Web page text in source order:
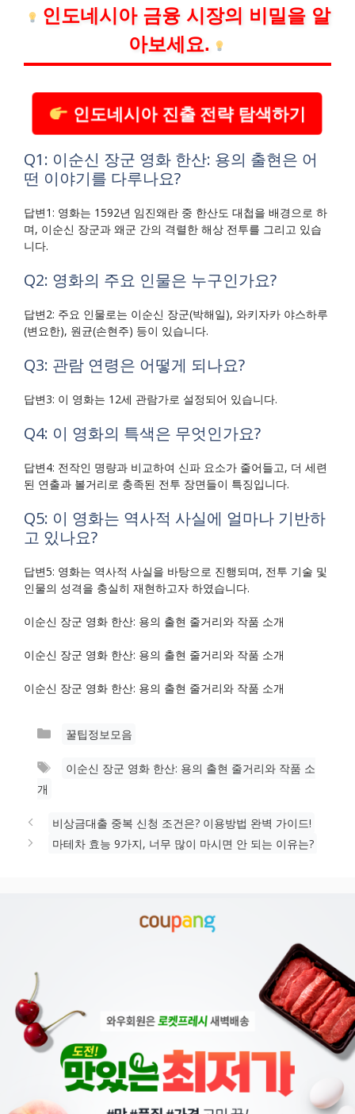
인도네시아 금융 시장의 비밀을 알
아보세요.
인도네시아 진출 전략 탐색하기
Q1: 이순신 장군 영화 한산: 용의 출현은 어
떤 이야기를 다루나요?
답변1: 영화는 1592년 임진왜란 중 한산도 대첩을 배경으로 하
며, 이순신 장군과 왜군 간의 격렬한 해상 전투를 그리고 있습
니다.
Q2: 영화의 주요 인물은 누구인가요?
답변2: 주요 인물로는 이순신 장군(박해일), 와키자카 야스하루
(변요한), 원균(손현주) 등이 있습니다.
Q3: 관람 연령은 어떻게 되나요?
답변3: 이 영화는 12세 관람가로 설정되어 있습니다.
Q4: 이 영화의 특색은 무엇인가요?
답변4: 전작인 명량과 비교하여 신파 요소가 줄어들고, 더 세련
된 연출과 볼거리로 충족된 전투 장면들이 특징입니다.
Q5: 이 영화는 역사적 사실에 얼마나 기반하
고 있나요?
답변5: 영화는 역사적 사실을 바탕으로 진행되며, 전투 기술 및
인물의 성격을 충실히 재현하고자 하였습니다.
이순신 장군 영화 한산: 용의 출현 줄거리와 작품 소개
이순신 장군 영화 한산: 용의 출현 줄거리와 작품 소개
이순신 장군 영화 한산: 용의 출현 줄거리와 작품 소개
카
고
꿀팁정보모음
태
이순신 장군 영화 한산: 용의 출현 줄거리와 작품 소
개
비상금대출 중복 신청 조건은? 이용방법 완벽 가이드!
마테차 효능 9가지, 너무 많이 마시면 안 되는 이유는?